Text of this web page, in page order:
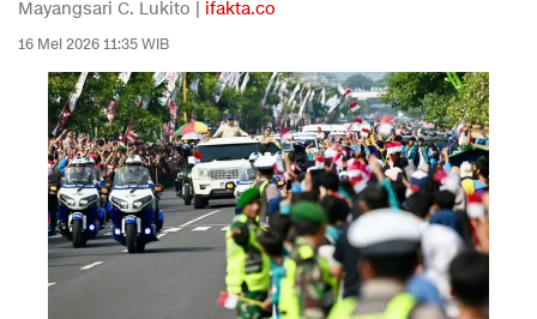
Mayangsari C. Lukito | ifakta.co
16 Mei 2026 11:35 WIB